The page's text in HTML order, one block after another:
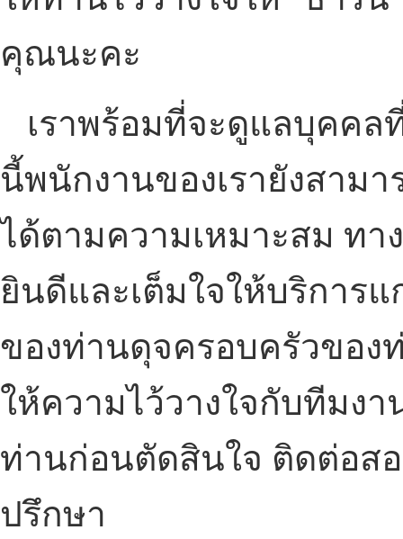
คุณนะคะ
เราพร้อมที่จะดูแลบุคคล
นี้พนักงานของเรายังสาม
ได้ตามความเหมาะสม ท
ยินดีและเต็มใจให้บริการ
ของท่านดุจครอบครัวขอ
ให้ความไว้วางใจกับทีมง
ท่านก่อนตัดสินใจ ติดต่อส
ปรึกษา